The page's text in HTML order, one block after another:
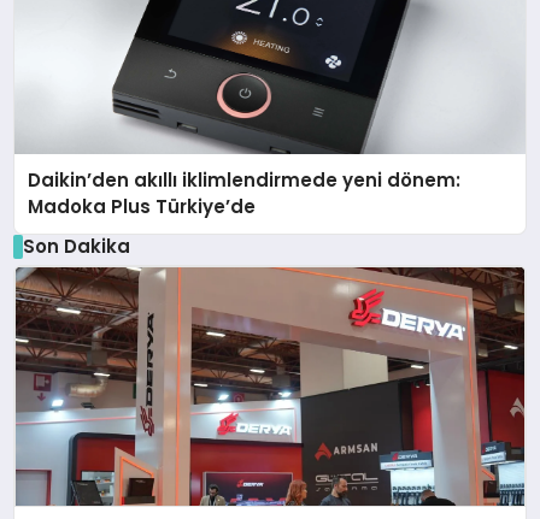
Daikin’den akıllı iklimlendirmede yeni dönem:
Madoka Plus Türkiye’de
Son Dakika